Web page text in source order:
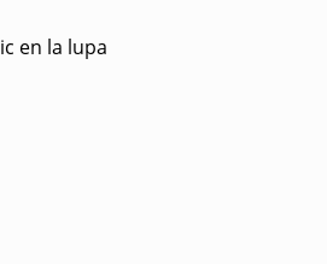
en la lupa